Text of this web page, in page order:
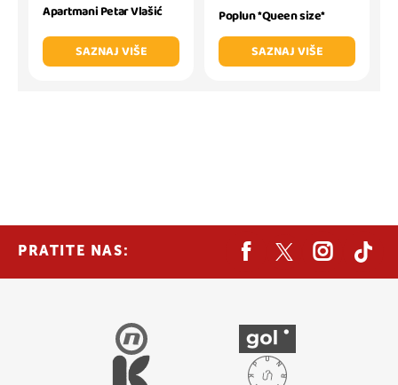
Apartmani Petar Vlašić
SAZNAJ VIŠE
Poplun *Queen size*
SAZNAJ VIŠE
PRATITE NAS: